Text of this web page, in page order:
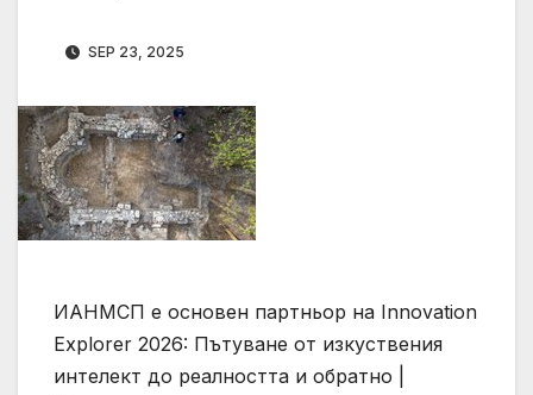
SEP 23, 2025
ИАНМСП е основен партньор на Innovation
Explorer 2026: Пътуване от изкуствения
интелект до реалността и обратно |